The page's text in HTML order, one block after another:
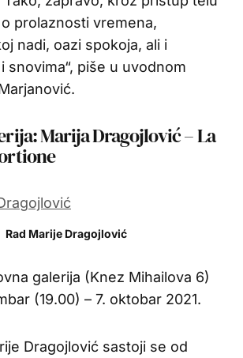
prolaznosti vremena,
nadi, oazi spokoja, ali i
snovima“, piše u uvodnom
Marija Dragojlović – La
Rad Marije Dragojlović
galerija (Knez Mihailova 6)
(19.00) – 7. oktobar 2021.
Dragojlović sastoji se od